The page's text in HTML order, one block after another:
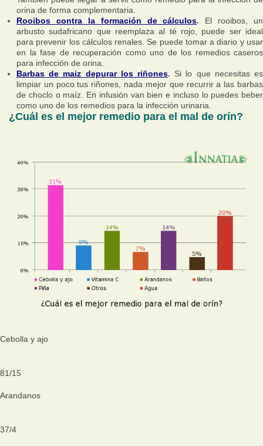
orina de forma complementaria.
Rooibos contra la formación de cálculos. El rooibos, un
arbusto sudafricano que reemplaza al té rojo, puede ser ideal
para prevenir los cálculos renales. Se puede tomar a diario y usar
en la fase de recuperación como uno de los remedios caseros
para infección de orina.
Barbas de maiz depurar los riñones. Si lo que necesitas es
limpiar un poco tus riñones, nada mejor que recurrir a las barbas
de choclo o maíz. En infusión van bien e incluso lo puedes beber
como uno de los remedios para la infección urinaria.
¿Cuál es el mejor remedio para el mal de orín?
Cebolla y ajo
81/15
Arandanos
37/4